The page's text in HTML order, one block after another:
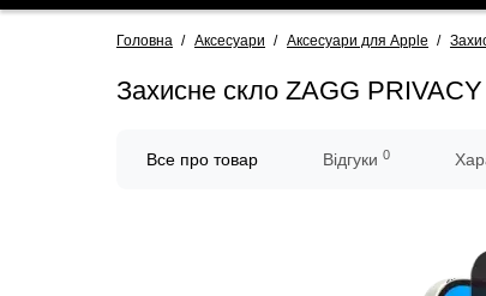
Головна Аксесуари Аксесуари для Apple
Захисне скло ZAGG
Все про товар Відгуки 0